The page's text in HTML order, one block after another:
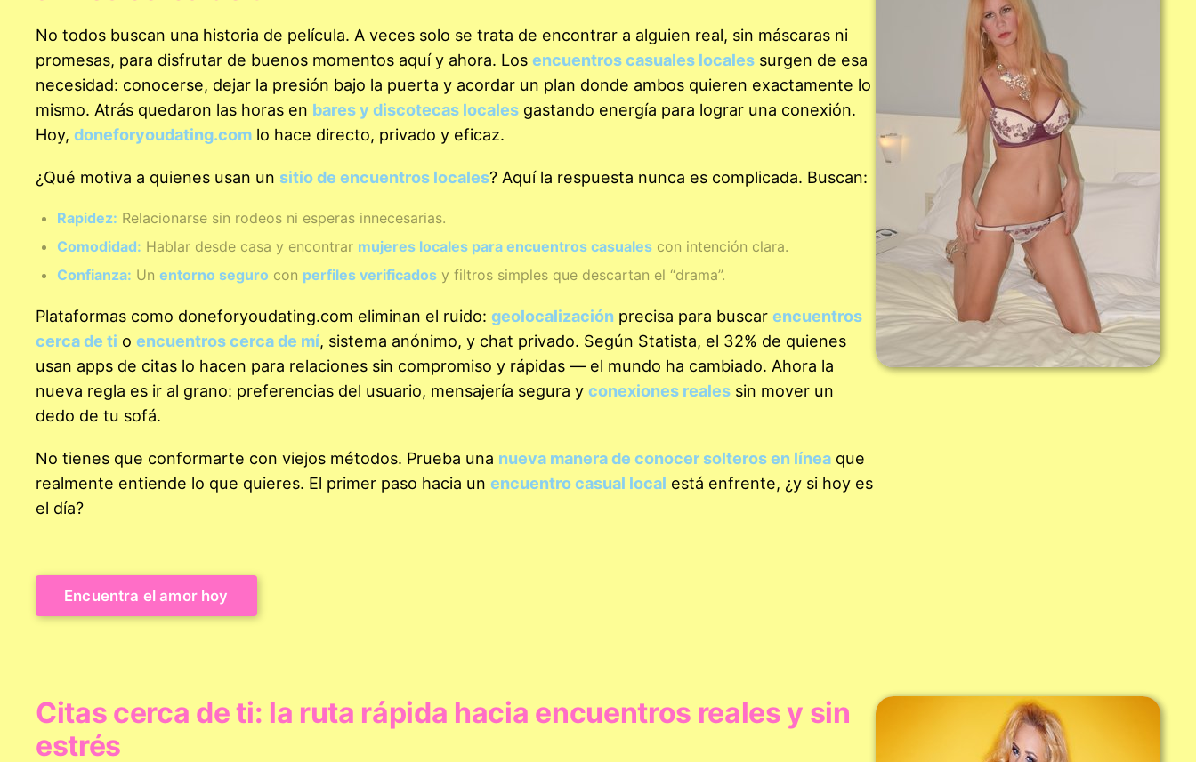
No todos buscan una historia de película. A veces solo se trata de encontrar a alguien real, sin máscaras ni
promesas, para disfrutar de buenos momentos aquí y ahora. Los encuentros casuales locales surgen de esa
necesidad: conocerse, dejar la presión bajo la puerta y acordar un plan donde ambos quieren exactamente lo
mismo. Atrás quedaron las horas en bares y discotecas locales gastando energía para lograr una conexión.
Hoy, doneforyoudating.com lo hace directo, privado y eficaz.
¿Qué motiva a quienes usan un sitio de encuentros locales? Aquí la respuesta nunca es complicada. Buscan:
Rapidez: Relacionarse sin rodeos ni esperas innecesarias.
Comodidad: Hablar desde casa y encontrar mujeres locales para encuentros casuales con intención clara.
Confianza: Un entorno seguro con perfiles verificados y filtros simples que descartan el “drama”.
Plataformas como doneforyoudating.com eliminan el ruido: geolocalización precisa para buscar encuentros
cerca de ti o encuentros cerca de mí, sistema anónimo, y chat privado. Según Statista, el 32% de quienes
usan apps de citas lo hacen para relaciones sin compromiso y rápidas — el mundo ha cambiado. Ahora la
nueva regla es ir al grano: preferencias del usuario, mensajería segura y conexiones reales sin mover un
dedo de tu sofá.
No tienes que conformarte con viejos métodos. Prueba una nueva manera de conocer solteros en línea que
realmente entiende lo que quieres. El primer paso hacia un encuentro casual local está enfrente, ¿y si hoy es
el día?
Encuentra el amor hoy
Citas cerca de ti: la ruta rápida hacia encuentros reales y sin
estrés